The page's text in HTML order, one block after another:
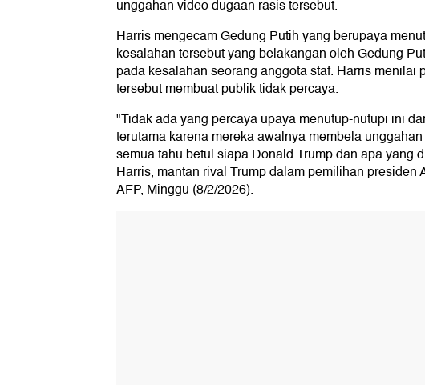
unggahan video dugaan rasis tersebut.
Harris mengecam Gedung Putih yang berupaya
kesalahan tersebut yang belakangan oleh Gedung
pada kesalahan seorang anggota staf. Harris menilai
tersebut membuat publik tidak percaya.
"Tidak ada yang percaya upaya menutup-nutupi ini
terutama karena mereka awalnya membela
semua tahu betul siapa Donald Trump dan apa yang
Harris, mantan rival Trump dalam pemilihan presiden
AFP, Minggu (8/2/2026).